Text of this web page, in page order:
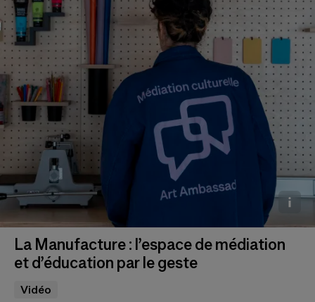
Photo © Marc Domage
La Manufacture : l’espace de médiation
et d’éducation par le geste
Vidéo